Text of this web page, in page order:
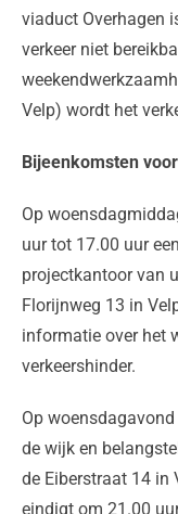
viaduct Overhagen
verkeer niet
Velp) wordt het
Bijeenkomsten
Op
uur tot 17.00 uur
projectkantoor van
Florijnweg 13 in
informatie over het
verkeershinder.
Op
de wijk en
de Eiberstraat 14 in
eindigt om 21.00